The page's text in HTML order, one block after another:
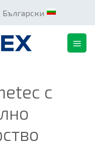
Български
с